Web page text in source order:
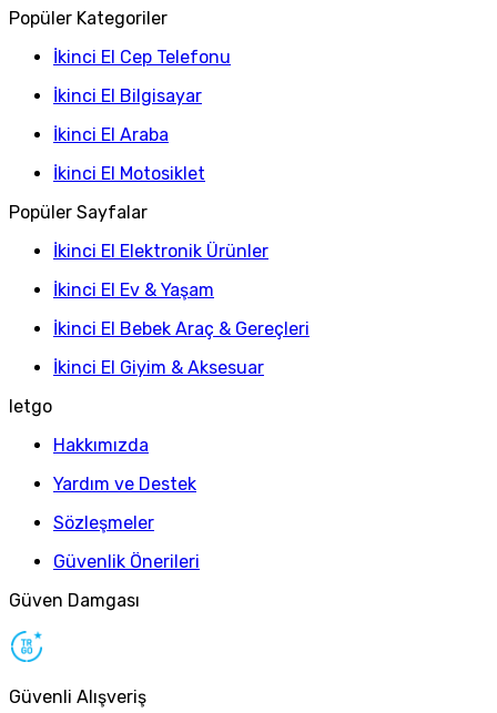
Popüler Kategoriler
İkinci El Cep Telefonu
İkinci El Bilgisayar
İkinci El Araba
İkinci El Motosiklet
Popüler Sayfalar
İkinci El Elektronik Ürünler
İkinci El Ev & Yaşam
İkinci El Bebek Araç & Gereçleri
İkinci El Giyim & Aksesuar
letgo
Hakkımızda
Yardım ve Destek
Sözleşmeler
Güvenlik Önerileri
Güven Damgası
Güvenli Alışveriş